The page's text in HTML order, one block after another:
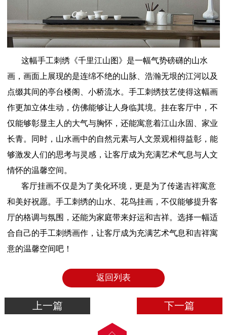
这幅手工刺绣《千里江山图》是一幅气势磅礴的山水
画，画面上展现的是连绵不绝的山脉、浩瀚无垠的江河以及
点缀其间的亭台楼阁、小桥流水。手工刺绣技艺使得这幅画
作更加立体生动，仿佛能够让人身临其境。挂在客厅中，不
仅能够彰显主人的大气与胸怀，还能寓意着江山永固、家业
长青。同时，山水画中的自然元素与人文景观相得益彰，能
够激发人们的思考与灵感，让客厅成为充满艺术气息与人文
情怀的温馨空间。
客厅挂画不仅是为了美化环境，更是为了传递吉祥寓意
和美好祝愿。手工刺绣的山水、花鸟挂画，不仅能够提升客
厅的格调与氛围，还能为家庭带来好运和吉祥。选择一幅适
合自己的手工刺绣画作，让客厅成为充满艺术气息和吉祥寓
意的温馨空间吧！
返回列表
上一篇 下一篇